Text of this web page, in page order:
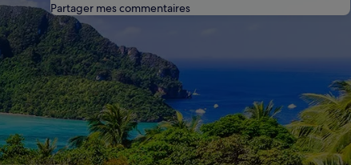
Partager mes commentaires